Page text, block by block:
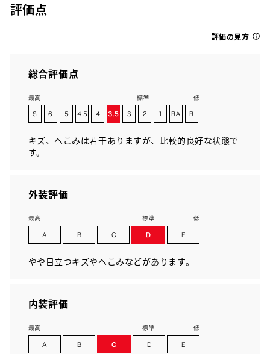
評価点
評価の見方
総合評価点
キズ、へこみは若干ありますが、比較的良好な状態で
す。
外装評価
やや目立つキズやへこみなどがあります。
内装評価